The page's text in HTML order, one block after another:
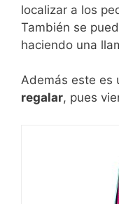
localizar a los
También se
haciendo una
Además este es
regalar, pues